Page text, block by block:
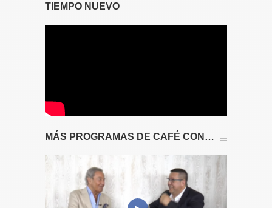
TIEMPO NUEVO
MÁS PROGRAMAS DE CAFÉ CON…